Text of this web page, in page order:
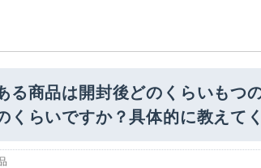
る商品は開封後どのくらいもつ
くらいですか？具体的に教えて